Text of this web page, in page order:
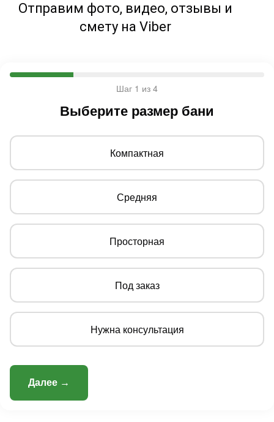
Отправим фото, видео, отзывы и
смету на Viber
Шаг 1 из 4
Выберите размер бани
Компактная
Средняя
Просторная
Под заказ
Нужна консультация
Далее →